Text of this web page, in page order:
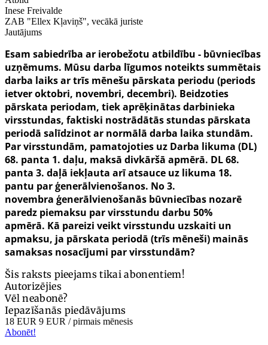
Inese Freivalde
ZAB "Ellex Kļaviņš", vecākā juriste
Jautājums
Esam sabiedrība ar ierobežotu atbildību - būvniecības
uzņēmums. Mūsu darba līgumos noteikts summētais
darba laiks ar trīs mēnešu pārskata periodu (periods
ietver oktobri, novembri, decembri). Beidzoties
pārskata periodam, tiek aprēķinātas darbinieka
virsstundas, faktiski nostrādātās stundas pārskata
periodā salīdzinot ar normālā darba laika stundām.
Par virsstundām, pamatojoties uz Darba likuma (DL)
68. panta 1. daļu, maksā divkāršā apmērā. DL 68.
panta 3. daļā iekļauta arī atsauce uz likuma 18.
pantu par ģenerālvienošanos. No 3.
novembra ģenerālvienošanās būvniecības nozarē
paredz piemaksu par virsstundu darbu 50%
apmērā. Kā pareizi veikt virsstundu uzskaiti un
apmaksu, ja pārskata periodā (trīs mēneši) mainās
samaksas nosacījumi par virsstundām?
Šis raksts pieejams tikai abonentiem!
Autorizējies
Vēl neabonē?
Iepazīšanās piedāvājums
18 EUR 9 EUR / pirmais mēnesis
Abonēt!